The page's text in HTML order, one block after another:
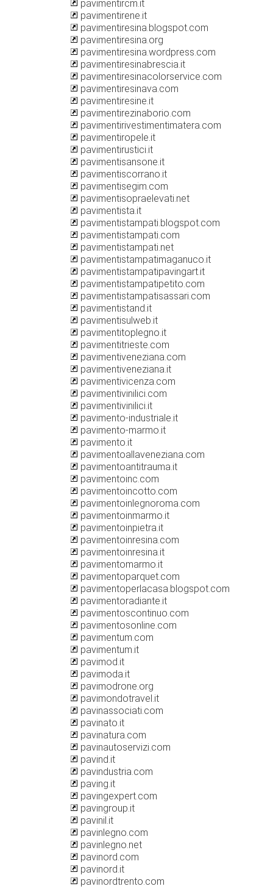
pavimentircm.it
pavimentirene.it
pavimentiresina.blogspot.com
pavimentiresina.org
pavimentiresina.wordpress.com
pavimentiresinabrescia.it
pavimentiresinacolorservice.com
pavimentiresinava.com
pavimentiresine.it
pavimentirezinaborio.com
pavimentirivestimentimatera.com
pavimentiropele.it
pavimentirustici.it
pavimentisansone.it
pavimentiscorrano.it
pavimentisegim.com
pavimentisopraelevati.net
pavimentista.it
pavimentistampati.blogspot.com
pavimentistampati.com
pavimentistampati.net
pavimentistampatimaganuco.it
pavimentistampatipavingart.it
pavimentistampatipetito.com
pavimentistampatisassari.com
pavimentistand.it
pavimentisulweb.it
pavimentitoplegno.it
pavimentitrieste.com
pavimentiveneziana.com
pavimentiveneziana.it
pavimentivicenza.com
pavimentivinilici.com
pavimentivinilici.it
pavimento-industriale.it
pavimento-marmo.it
pavimento.it
pavimentoallaveneziana.com
pavimentoantitrauma.it
pavimentoinc.com
pavimentoincotto.com
pavimentoinlegnoroma.com
pavimentoinmarmo.it
pavimentoinpietra.it
pavimentoinresina.com
pavimentoinresina.it
pavimentomarmo.it
pavimentoparquet.com
pavimentoperlacasa.blogspot.com
pavimentoradiante.it
pavimentoscontinuo.com
pavimentosonline.com
pavimentum.com
pavimentum.it
pavimod.it
pavimoda.it
pavimodrone.org
pavimondotravel.it
pavinassociati.com
pavinato.it
pavinatura.com
pavinautoservizi.com
pavind.it
pavindustria.com
paving.it
pavingexpert.com
pavingroup.it
pavinil.it
pavinlegno.com
pavinlegno.net
pavinord.com
pavinord.it
pavinordtrento.com